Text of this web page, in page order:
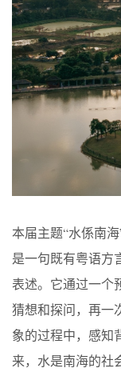
本届主题“水係南
是一句既有粤语方
表述。它通过一个
猜想和探问，再一
象的过程中，感知
来，水是南海的社